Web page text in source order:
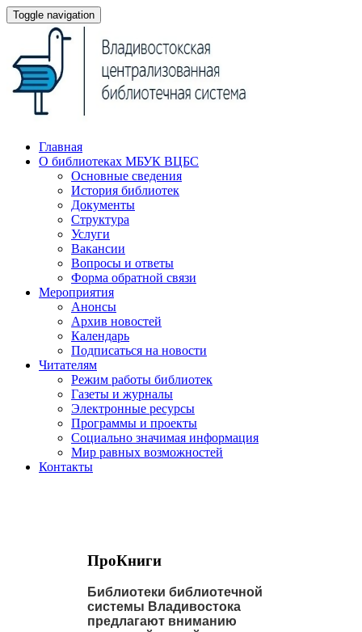
Toggle navigation
Главная
О библиотеках МБУК ВЦБС
Основные сведения
История библиотек
Документы
Структура
Услуги
Вакансии
Вопросы и ответы
Форма обратной связи
Мероприятия
Анонсы
Архив новостей
Календарь
Подписаться на новости
Читателям
Режим работы библиотек
Газеты и журналы
Электронные ресурсы
Программы и проекты
Социально значимая информация
Мир равных возможностей
Контакты
ПроКниги
Библиотеки библиотечной
системы Владивостока
предлагают вниманию